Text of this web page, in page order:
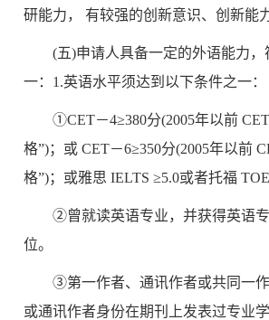
研能力， 有较强的创新意识、创新能
(五)申请人具备一定的外语能力，
一：1.英语水平须达到以下条件之一：
①CET－4≥380分(2005年以前
格”)；或 CET－6≥350分(2005年以前
格”)；或雅思 IELTS ≥5.0或者托福
②曾就读英语专业，并获得英语
位。
③第一作者、通讯作者或共同一
或通讯作者身份在期刊上发表过专业学